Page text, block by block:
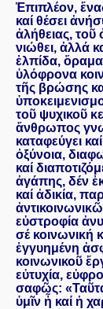
Ἐπιπλέον,
καί θέσει
ἀλήθειας, τοῦ
νιώθει, ἀλλά
ἐλπίδα,
ὑλόφρονα
τῆς βρώσης
τοῦ ψυχικοῦ
ἄνθρωπος
καταφεύγει
ὀξύνοια,
καί
ἀγάπης, δέν
καί ἀδικία,
εὐστροφία
σέ κοινωνική
ἐγγυημένη
κοινωνικοῦ
εὐτυχία,
σαφῶς:
ὑμῖν ἦ καί ἡ